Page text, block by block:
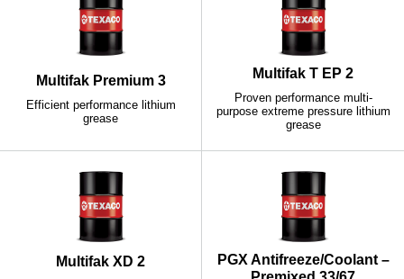
Multifak Premium 3
Efficient performance lithium
grease
Multifak T EP 2
Proven performance multi-
purpose extreme pressure lithium
grease
Multifak XD 2
PGX Antifreeze/Coolant –